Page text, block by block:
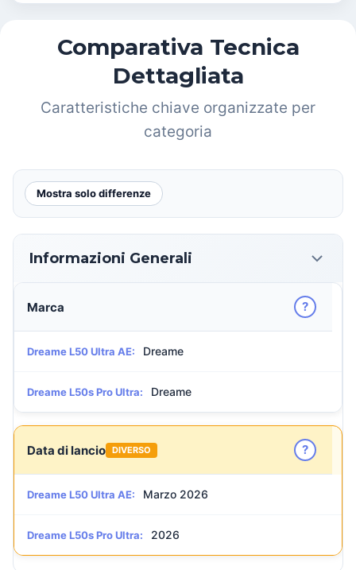
Comparativa Tecnica
Dettagliata
Caratteristiche chiave organizzate per
categoria
Mostra solo differenze
Informazioni Generali
Marca ?
Dreame L50 Ultra AE: Dreame
Dreame L50s Pro Ultra: Dreame
Data di lancio DIVERSO ?
Dreame L50 Ultra AE: Marzo 2026
Dreame L50s Pro Ultra: 2026